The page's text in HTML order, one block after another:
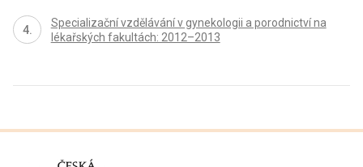
Specializační vzdělávání v gynekologii a porodnictví na
lékařských fakultách: 2012–2013